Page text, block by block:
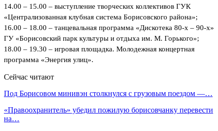
14.00 – 15.00 – выступление творческих коллективов ГУК
«Централизованная клубная система Борисовского района»;
16.00 – 18.00 – танцевальная программа «Дискотека 80-х – 90-х»
ГУ «Борисовский парк культуры и отдыха им. М. Горького»;
18.00 – 19.30 – игровая площадка. Молодежная концертная
программа «Энергия улиц».
Сейчас читают
Под Борисовом минивэн столкнулся с грузовым поездом —…
«Правоохранитель» убедил пожилую борисовчанку перевести
на…